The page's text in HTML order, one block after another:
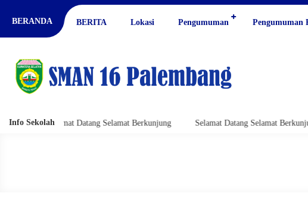
BERANDA BERITA Lokasi Pengumuman Pengumuman
Info Sekolah
Selamat Datang Selamat Berkunjung Selamat Datang Selamat Berkunjung